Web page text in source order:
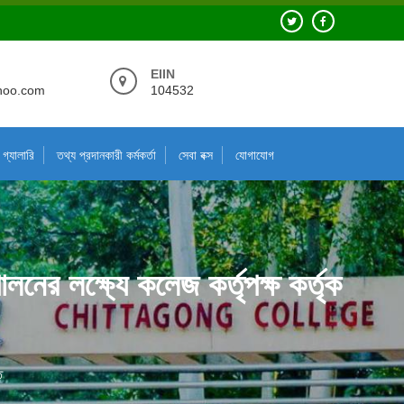
EIIN
104532
গ্যালারি তথ্য প্রদানকারী কর্মকর্তা সেবা বক্স যোগাযোগ
লক্ষ্যে কলেজ কর্তৃপক্ষ কর্তৃক